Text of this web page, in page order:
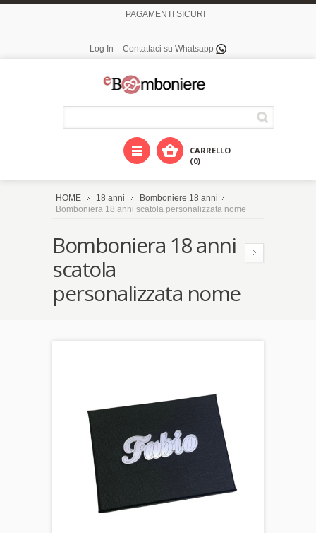
PAGAMENTI SICURI
Log In Contattaci su Whatsapp
CARRELLO
(0)
HOME 18 anni
Bomboniere 18 anni
Bomboniera 18 anni scatola personalizzata nome
Bomboniera 18 anni
scatola
personalizzata nome